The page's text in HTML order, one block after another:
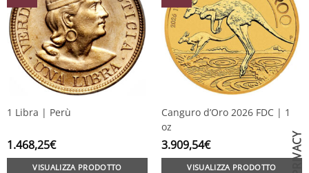
1 Libra | Perù
1.468,25€
VISUALIZZA PRODOTTO
Canguro d’Oro 2026 FDC | 1
oz
3.909,54€
VISUALIZZA PRODOTTO